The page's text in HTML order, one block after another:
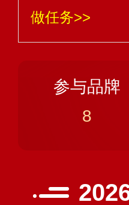
做任务>>
参与品牌
8